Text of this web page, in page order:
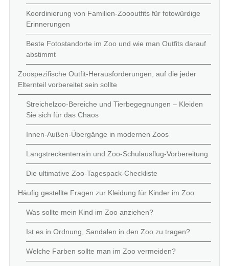
Koordinierung von Familien-Zoooutfits für fotowürdige
Erinnerungen
Beste Fotostandorte im Zoo und wie man Outfits darauf
abstimmt
Zoospezifische Outfit-Herausforderungen, auf die jeder
Elternteil vorbereitet sein sollte
Streichelzoo-Bereiche und Tierbegegnungen – Kleiden
Sie sich für das Chaos
Innen-Außen-Übergänge in modernen Zoos
Langstreckenterrain und Zoo-Schulausflug-Vorbereitung
Die ultimative Zoo-Tagespack-Checkliste
Häufig gestellte Fragen zur Kleidung für Kinder im Zoo
Was sollte mein Kind im Zoo anziehen?
Ist es in Ordnung, Sandalen in den Zoo zu tragen?
Welche Farben sollte man im Zoo vermeiden?